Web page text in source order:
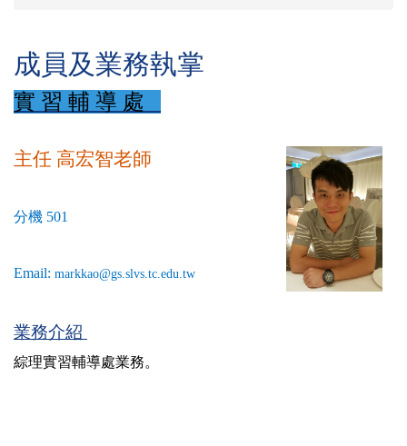
成員及業務執掌
實 習 輔 導 處
主任 高宏智老師
分機 501
Email: markkao@gs.slvs.tc.edu.tw
業務介紹
綜理實習輔導處業務。